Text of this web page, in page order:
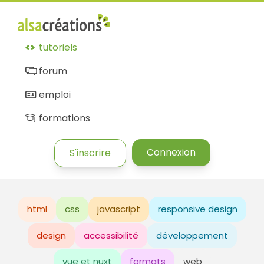
tutoriels
forum
emploi
formations
S'inscrire Connexion
html css javascript responsive design
design accessibilité développement
vue et nuxt formats web